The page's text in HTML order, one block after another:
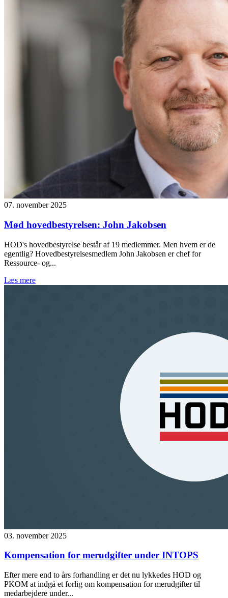
07. november 2025
Mød hovedbestyrelsen: John Jakobsen
HOD's hovedbestyrelse består af 19 medlemmer. Men hvem er de
egentlig? Hovedbestyrelsesmedlem John Jakobsen er chef for
Ressource- og...
Læs mere
03. november 2025
Kompensation for merudgifter under INTOPS
Efter mere end to års forhandling er det nu lykkedes HOD og
PKOM at indgå et forlig om kompensation for merudgifter til
medarbejdere under...